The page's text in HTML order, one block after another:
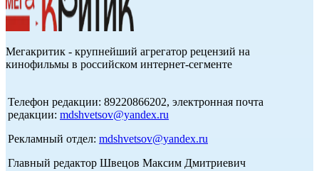
Мегакритик - крупнейший агрегатор рецензий на
кинофильмы в российском интернет-сегменте
Телефон редакции: 89220866202, электронная почта
редакции: mdshvetsov@yandex.ru
Рекламный отдел: mdshvetsov@yandex.ru
Главный редактор Швецов Максим Дмитриевич